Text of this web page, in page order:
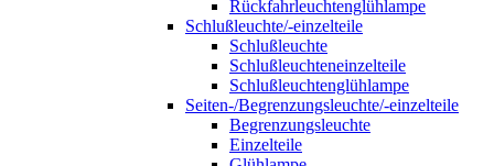
Rückfahrleuchtenglühlampe
Schlußleuchte/-einzelteile
Schlußleuchte
Schlußleuchteneinzelteile
Schlußleuchtenglühlampe
Seiten-/Begrenzungsleuchte/-einzelteile
Begrenzungsleuchte
Einzelteile